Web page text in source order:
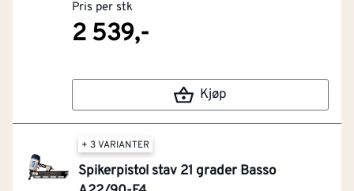
Pris per stk
2 539,-
Kjøp
+ 3 VARIANTER
Spikerpistol stav 21 grader Basso